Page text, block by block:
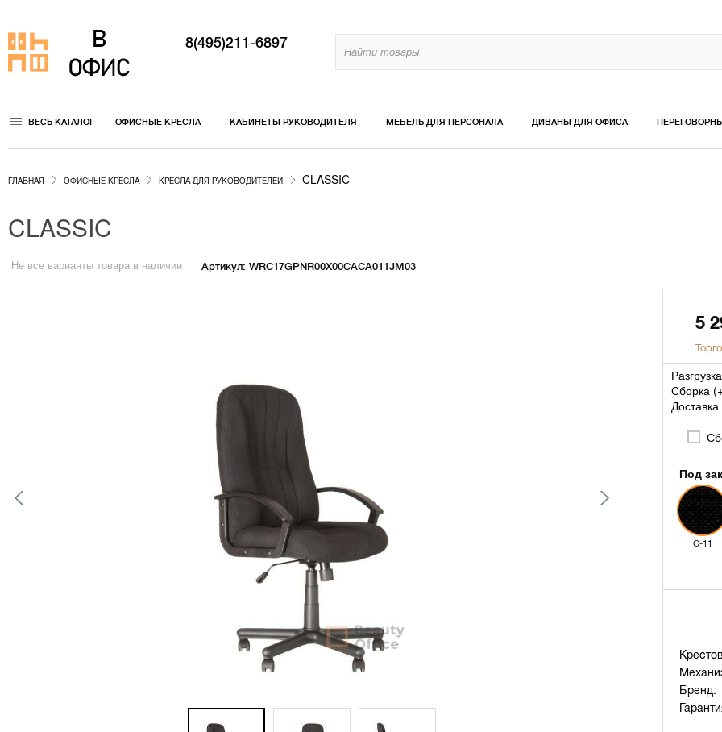
8(495)211-6897
ВЕСЬ КАТАЛОГ ОФИСНЫЕ КРЕСЛА КАБИНЕТЫ РУКОВОДИТЕЛЯ МЕБЕЛЬ ДЛЯ ПЕРСОНАЛА ДИВАНЫ ДЛЯ ОФИСА
ГЛАВНАЯ ОФИСНЫЕ КРЕСЛА КРЕСЛА ДЛЯ РУКОВОДИТЕЛЕЙ CLASSIC
CLASSIC
Не все варианты товара в наличии Артикул: WRC17GPNR00X00CACA011JM03
5
Сборка
Доставка
Под
C-11
Бренд: